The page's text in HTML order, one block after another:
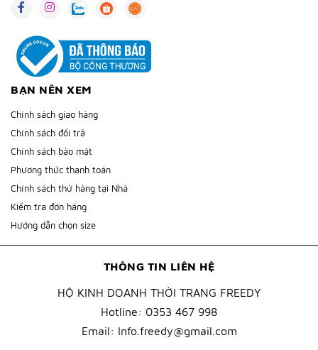
THÔNG TIN LIÊN HỆ
HỘ KINH DOANH THỜI TRANG FREEDY
Hotline: 0353 467 998
Email: Info.freedy@gmail.com
BẠN NÊN XEM
Chính sách giao hàng
Chính sách đổi trả
Chính sách bảo mật
Phương thức thanh toán
Chính sách thử hàng tại Nhà
Kiểm tra đơn hàng
Hướng dẫn chọn size